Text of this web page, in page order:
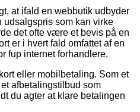
at ifald en webbutik udbyder
udsalgspris som kan virke
det ofte være et bevis på en
er i hvert fald omfattet af en
fup internet forhandlere.
eller mobilbetaling. Som et
afbetalingstilbud som
du agter at klare betalingen